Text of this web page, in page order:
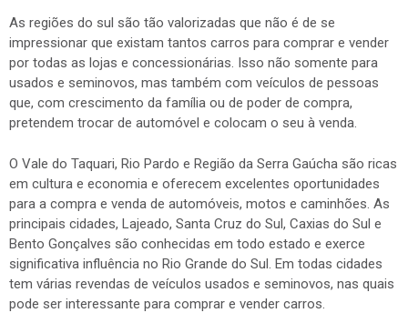
As regiões do sul são tão valorizadas que não é de se
impressionar que existam tantos carros para comprar e vender
por todas as lojas e concessionárias. Isso não somente para
usados e seminovos, mas também com veículos de pessoas
que, com crescimento da família ou de poder de compra,
pretendem trocar de automóvel e colocam o seu à venda.
O Vale do Taquari, Rio Pardo e Região da Serra Gaúcha são ricas
em cultura e economia e oferecem excelentes oportunidades
para a compra e venda de automóveis, motos e caminhões. As
principais cidades, Lajeado, Santa Cruz do Sul, Caxias do Sul e
Bento Gonçalves são conhecidas em todo estado e exerce
significativa influência no Rio Grande do Sul. Em todas cidades
tem várias revendas de veículos usados e seminovos, nas quais
pode ser interessante para comprar e vender carros.